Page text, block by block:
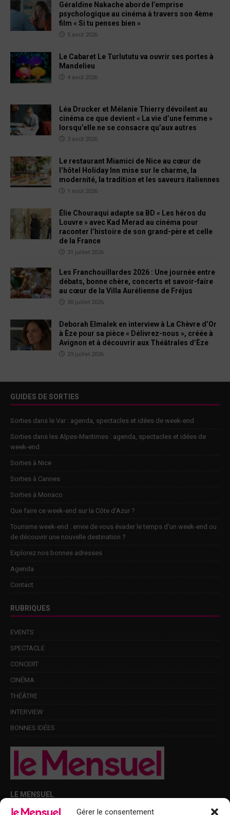
Gérer le consentement
Géraldine Nakache aborde l’emprise
psychologique au cinéma à travers son 4ème
film « Si tu penses bien »
5 août 2026
Le Cabaret Le Turlututu va ouvrir ses portes à
Mandelieu
4 août 2026
Léa Drucker et Mélanie Thierry dévoilent au
cinéma ce que devient « La vie d’une femme »
lorsqu’elle ne se consacre qu’aux autres
3 août 2026
Le restaurant Miamici de Nice au cœur de
l’hôtel Holiday Inn mise sur le charme, la
modernité, la tradition et les saveurs italiennes
1 août 2026
Élie Chouraqui adapte sa BD « Les héros du
Louvre » avec Kad Merad au cinéma pour
raconter l’histoire de son grand-père et celle
de la France
31 juillet 2026
Les Franchouillardes 2026 : Une journée entre
débats, bonne chère, concerts et savoir-faire
au cœur de la Villa Aurélienne de Fréjus
30 juillet 2026
Deborah Elmalek en interview à La Chèvre d’Or
à Èze pour sa pièce « Délivrez-nous », créée à
Avignon et à découvrir aux Théâtrales d’Èze
29 juillet 2026
GUIDES DE SORTIES
Sorties dans le Var : agenda, spectacles et idées de week-end
Sorties dans les Alpes-Maritimes : agenda, spectacles et idées de
week-end
Sorties à Nice
Sorties à Cannes
Sorties à Monaco
Que faire ce week-end sur la Côte d’Azur ?
Tourisme week-end : envie de vous évader le temps d’un week-end ou
de découvrir une nouvelle destination ?
Explorez nos bonnes adresses
Agenda
Contact
RUBRIQUES
EVENTS
SPECTACLE
CONCERT
CINÉMA
THÉÂTRE
INTERVIEW
BONNES IDÉES
LE MENSUEL